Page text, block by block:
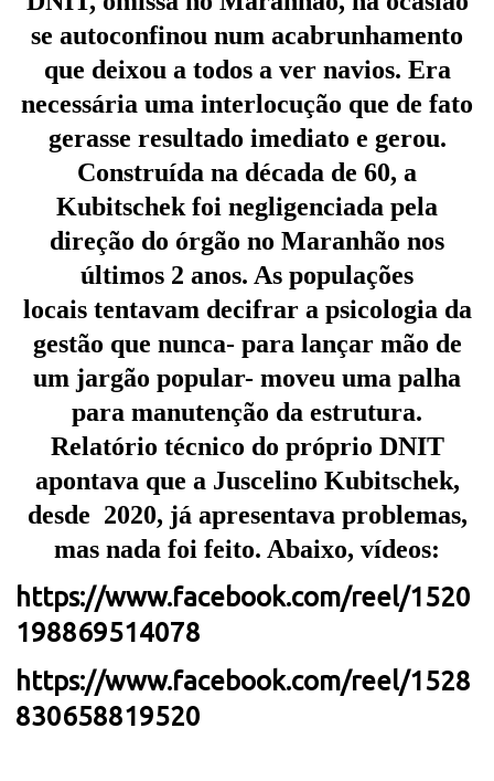
se autoconfinou num acabrunhamento
que deixou a todos a ver navios. Era
necessária uma interlocução que de fato
gerasse resultado imediato e gerou.
Construída na década de 60, a
Kubitschek foi negligenciada pela
direção do órgão no Maranhão nos
últimos 2 anos. As populações
locais tentavam decifrar a psicologia da
gestão que nunca- para lançar mão de
um jargão popular- moveu uma palha
para manutenção da estrutura.
Relatório técnico do próprio DNIT
apontava que a Juscelino Kubitschek,
desde 2020, já apresentava problemas,
mas nada foi feito. Abaixo, vídeos:
https://www.facebook.com/reel/1520
198869514078
https://www.facebook.com/reel/1528
830658819520